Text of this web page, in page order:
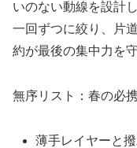
いのない動線を設計
一回ずつに絞り、片
約が最後の集中力を守
無序リスト：春の必
薄手レイヤーと